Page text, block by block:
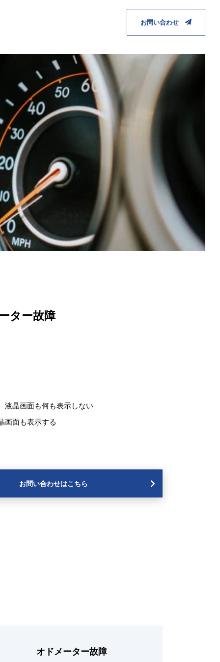
お問い合わせ
ター故障
液晶画面も何も表示しない
画面も表示する
お問い合わせはこちら
オドメーター故障